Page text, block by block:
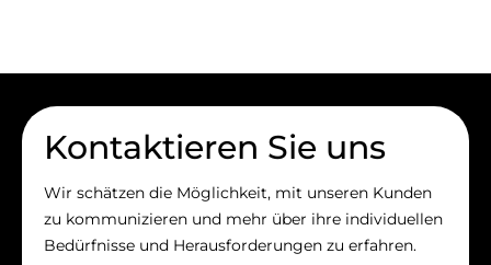
Kontaktieren Sie uns
Wir schätzen die Möglichkeit, mit unseren Kunden
zu kommunizieren und mehr über ihre individuellen
Bedürfnisse und Herausforderungen zu erfahren.